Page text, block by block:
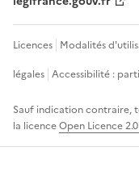
Licences Modalités
légales Accessibilité :
Sauf indication contraire,
la licenceOpen Licence 2.0